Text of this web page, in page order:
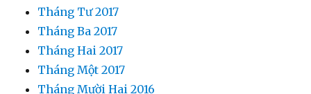
Tháng Tư 2017
Tháng Ba 2017
Tháng Hai 2017
Tháng Một 2017
Tháng Mười Hai 2016